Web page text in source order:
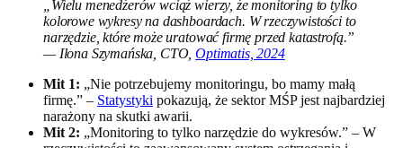
„Wielu menedżerów wciąż wierzy, że monitoring to tylko
kolorowe wykresy na dashboardach. W rzeczywistości to
narzędzie, które może uratować firmę przed katastrofą.”
— Ilona Szymańska, CTO,Optimatis, 2024
Mit 1: „Nie potrzebujemy monitoringu, bo mamy małą
firmę.” – Statystyki pokazują, że sektor MŚP jest najbardziej
narażony na skutki awarii.
Mit 2: „Monitoring to tylko narzędzie do wykresów.” – W